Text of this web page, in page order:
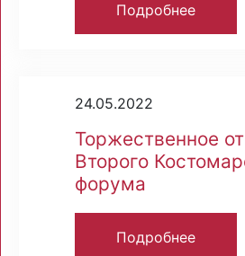
Подробнее
24.05.2022
Торжественное
Второго
форума
Подробнее